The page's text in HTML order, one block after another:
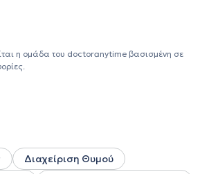
στη Συνθετική Ψυχοθεραπεία, ένα
της επιμόρφωσης, έχει
αριθμό σεμιναρίων και
για μια πιο ευτυχισμένη ζωή.
η ομάδα του doctoranytime βασισμένη σε
Διαχείριση Θυμού